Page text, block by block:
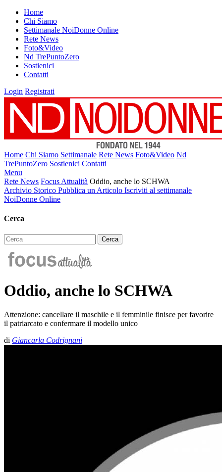
Home
Chi Siamo
Settimanale NoiDonne Online
Rete News
Foto&Video
Nd TrePuntoZero
Sostienici
Contatti
Login Registrati
Home Chi Siamo Settimanale Rete News Foto&Video Nd
TrePuntoZero Sostienici Contatti
Menu
Rete News Focus Attualità Oddio, anche lo SCHWA
Archivio Storico Pubblica un Articolo Iscriviti al settimanale
NoiDonne Online
Cerca
Oddio, anche lo SCHWA
Attenzione: cancellare il maschile e il femminile finisce per favorire
il patriarcato e confermare il modello unico
di Giancarla Codrignani